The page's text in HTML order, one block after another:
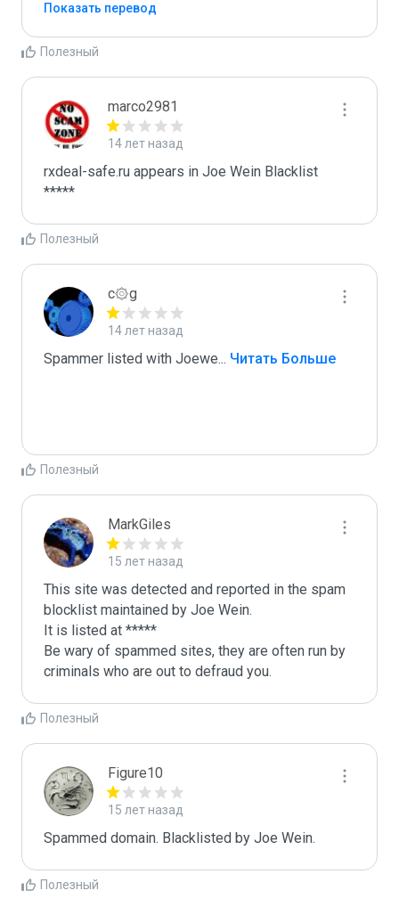
Показать перевод
Полезный
marco2981
14 лет назад
rxdeal-safe.ru appears in Joe Wein Blacklist
*****
Полезный
c۞g
14 лет назад
Spammer listed with Joewe... Читать Больше
Полезный
MarkGiles
15 лет назад
This site was detected and reported in the spam
blocklist maintained by Joe Wein.
It is listed at *****
Be wary of spammed sites, they are often run by
criminals who are out to defraud you.
Полезный
Figure10
15 лет назад
Spammed domain. Blacklisted by Joe Wein.
Полезный